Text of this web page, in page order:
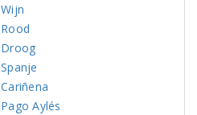
Wijn
Rood
Droog
Spanje
Cariñena
Pago Aylés